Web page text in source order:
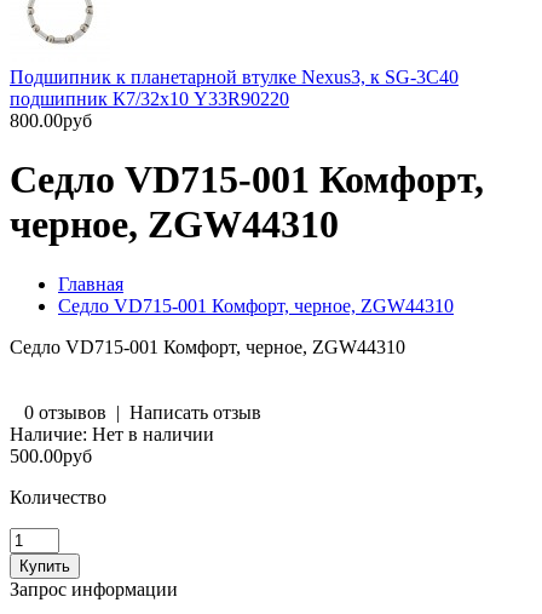
Подшипник к планетарной втулке Nexus3, к SG-3C40
подшипник К7/32х10 Y33R90220
800.00руб
Седло VD715-001 Комфорт,
черное, ZGW44310
Главная
Седло VD715-001 Комфорт, черное, ZGW44310
Седло VD715-001 Комфорт, черное, ZGW44310
0 отзывов | Написать отзыв
Наличие: Нет в наличии
500.00руб
Количество
Запрос информации